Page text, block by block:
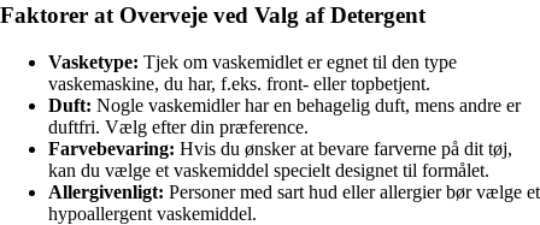
Faktorer at Overveje ved Valg af Detergent
Vasketype: Tjek om vaskemidlet er egnet til den type
vaskemaskine, du har, f.eks. front- eller topbetjent.
Duft: Nogle vaskemidler har en behagelig duft, mens andre er
duftfri. Vælg efter din præference.
Farvebevaring: Hvis du ønsker at bevare farverne på dit tøj,
kan du vælge et vaskemiddel specielt designet til formålet.
Allergivenligt: Personer med sart hud eller allergier bør vælge et
hypoallergent vaskemiddel.